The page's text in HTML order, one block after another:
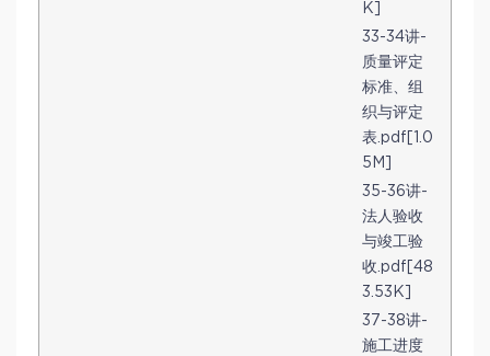
K]
33-34讲-
质量评定
标准、组
织与评定
表.pdf[1.0
5M]
35-36讲-
法人验收
与竣工验
收.pdf[48
3.53K]
37-38讲-
施工进度